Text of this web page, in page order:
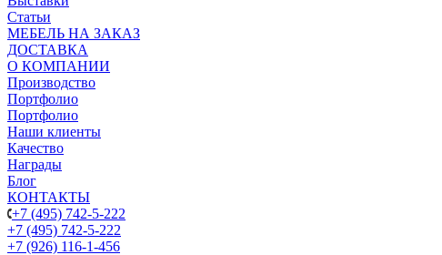
Статьи
МЕБЕЛЬ НА ЗАКАЗ
ДОСТАВКА
О КОМПАНИИ
Производство
Портфолио
Портфолио
Наши клиенты
Качество
Награды
Блог
КОНТАКТЫ
+7 (495) 742-5-222
+7 (495) 742-5-222
+7 (926) 116-1-456